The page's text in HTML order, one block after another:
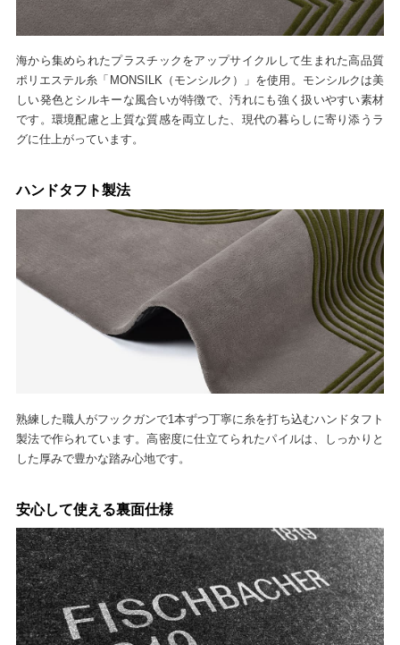
海から集められたプラスチックをアップサイクルして生まれた高品質
ポリエステル糸「MONSILK（モンシルク）」を使用。モンシルクは美
しい発色とシルキーな風合いが特徴で、汚れにも強く扱いやすい素材
です。環境配慮と上質な質感を両立した、現代の暮らしに寄り添うラ
グに仕上がっています。
ハンドタフト製法
熟練した職人がフックガンで1本ずつ丁寧に糸を打ち込むハンドタフト
製法で作られています。高密度に仕立てられたパイルは、しっかりと
した厚みで豊かな踏み心地です。
安心して使える裏面仕様